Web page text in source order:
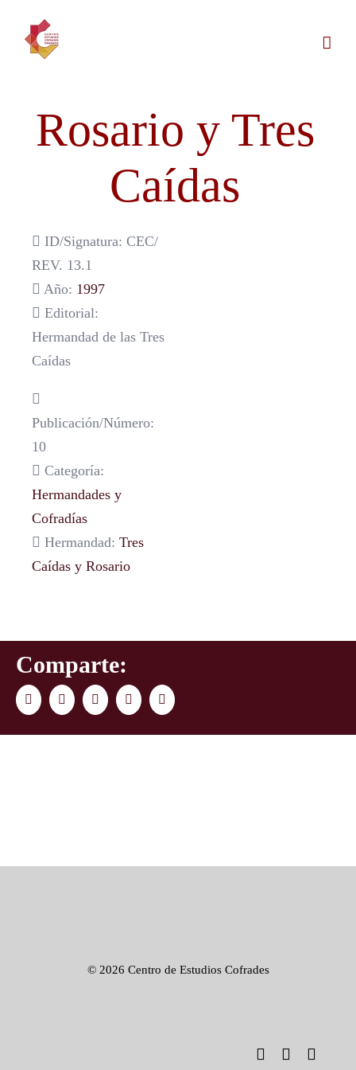
contenido
Rosario y Tres
Caídas
ID/Signatura: CEC/
REV. 13.1
Año: 1997
Editorial:
Hermandad de las Tres
Caídas
Publicación/Número:
10
Categoría:
Hermandades y
Cofradías
Hermandad: Tres
Caídas y Rosario
Comparte:
FacebookTwitter LinkedInWhatsAppCorreo
electrónico
© 2026 Centro de Estudios Cofrades